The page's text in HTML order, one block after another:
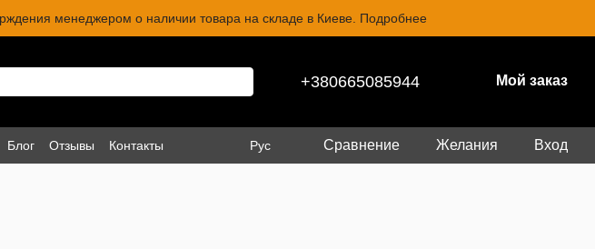
менеджером о наличии товара на складе в Киеве. Подробнее
+380665085944 Мой заказ
Блог Отзывы Контакты Рус Сравнение Желания Вход